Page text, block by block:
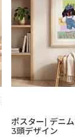
ポスター| デニ
3頭デザイン